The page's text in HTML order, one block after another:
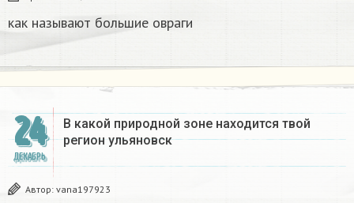
как называют большие овраги
24
ДЕКАБРЬ
В какой природной зоне находится твой
регион ульяновск
Автор: vana197923